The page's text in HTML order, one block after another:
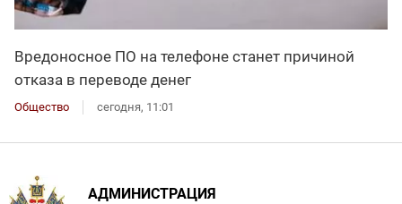
Вредоносное ПО на телефоне станет причиной
отказа в переводе денег
Общество сегодня, 11:01
АДМИНИСТРАЦИЯ